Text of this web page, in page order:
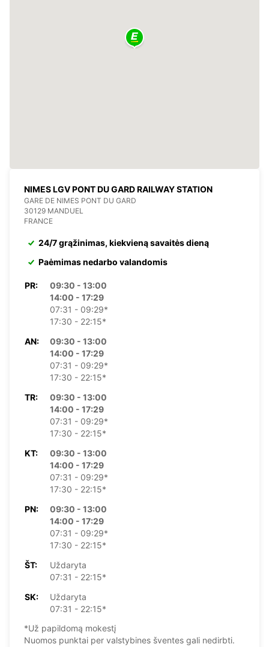
NIMES LGV PONT DU GARD RAILWAY STATION
GARE DE NIMES PONT DU GARD
30129 MANDUEL
FRANCE
24/7 grąžinimas, kiekvieną savaitės dieną
Paėmimas nedarbo valandomis
PR:
09:30 - 13:00
14:00 - 17:29
07:31 - 09:29*
17:30 - 22:15*
AN:
09:30 - 13:00
14:00 - 17:29
07:31 - 09:29*
17:30 - 22:15*
TR:
09:30 - 13:00
14:00 - 17:29
07:31 - 09:29*
17:30 - 22:15*
KT:
09:30 - 13:00
14:00 - 17:29
07:31 - 09:29*
17:30 - 22:15*
PN:
09:30 - 13:00
14:00 - 17:29
07:31 - 09:29*
17:30 - 22:15*
ŠT:
Uždaryta
07:31 - 22:15*
SK:
Uždaryta
07:31 - 22:15*
*Už papildomą mokestį
Nuomos punktai per valstybines šventes gali nedirbti.